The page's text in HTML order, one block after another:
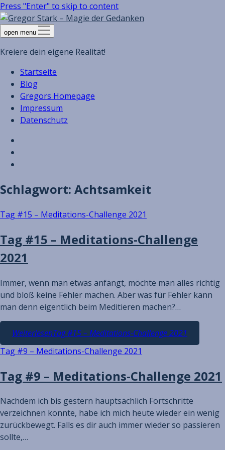
Press "Enter" to skip to content
open menu
Kreiere dein eigene Realität!
Startseite
Blog
Gregors Homepage
Impressum
Datenschutz
Schlagwort: Achtsamkeit
Tag #15 – Meditations-Challenge 2021
Tag #15 – Meditations-Challenge
2021
Immer, wenn man etwas anfängt, möchte man alles richtig
und bloß keine Fehler machen. Aber was für Fehler kann
man denn eigentlich beim Meditieren machen?…
WeiterlesenTag #15 – Meditations-Challenge 2021
Tag #9 – Meditations-Challenge 2021
Tag #9 – Meditations-Challenge 2021
Nachdem ich bis gestern hauptsächlich Fortschritte
verzeichnen konnte, habe ich mich heute wieder ein wenig
zurückbewegt. Falls es dir auch immer wieder so passieren
sollte,…